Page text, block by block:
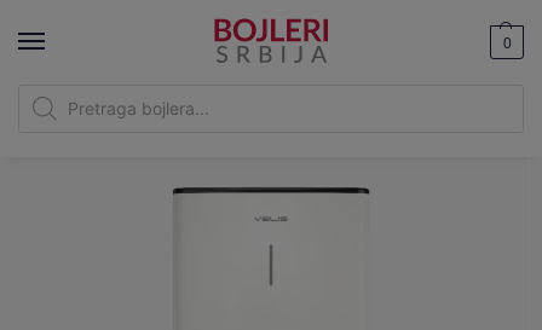
0
Bojleri Srbija|Ariston bojleri|